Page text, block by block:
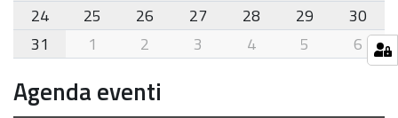
24
25 26 27 28 29
30
31
1 2 3 4 5 6
Agenda eventi